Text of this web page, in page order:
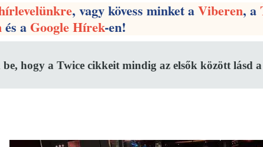
, vagy kövess minket aViberen, a
és aGoogle Hírek-en!
hogy a Twice cikkeit mindig az elsők között lásd